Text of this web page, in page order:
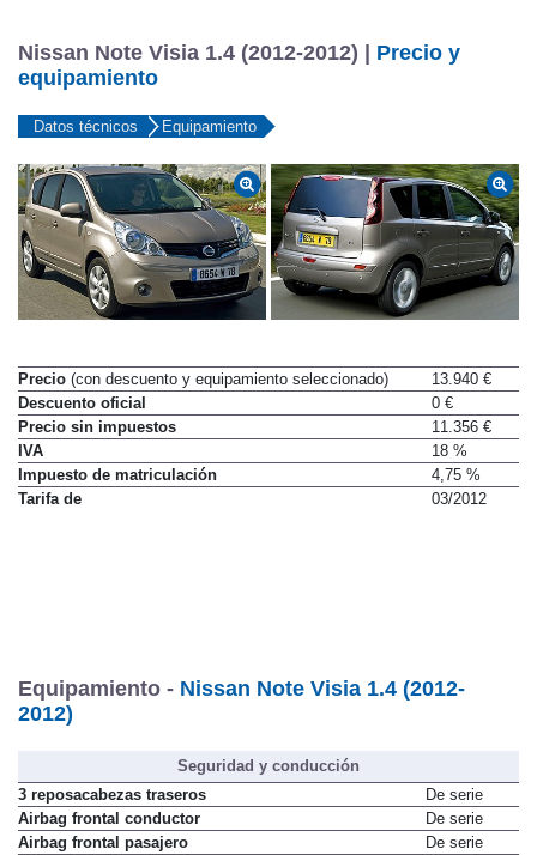
Nissan Note Visia 1.4 (2012-2012) | Precio y
equipamiento
Datos técnicos Equipamiento
Precio (con descuento y equipamiento seleccionado)
13.940 €
Descuento oficial
0 €
Precio sin impuestos
11.356 €
IVA
18 %
Impuesto de matriculación
4,75 %
Tarifa de
03/2012
Equipamiento - Nissan Note Visia 1.4 (2012-
2012)
Seguridad y conducción
3 reposacabezas traseros
De serie
Airbag frontal conductor
De serie
Airbag frontal pasajero
De serie